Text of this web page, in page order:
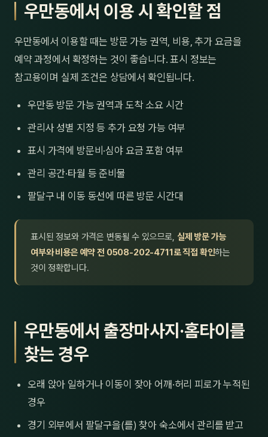
우만동에서 이용 시 확인할 점
우만동에서 이용할 때는 방문 가능 권역, 비용, 추가 요금을
예약 과정에서 확정하는 것이 좋습니다. 표시 정보는
참고용이며 실제 조건은 상담에서 확인됩니다.
우만동 방문 가능 권역과 도착 소요 시간
관리사 성별 지정 등 추가 요청 가능 여부
표시 가격에 방문비·심야 요금 포함 여부
관리 공간·타월 등 준비물
팔달구 내 이동 동선에 따른 방문 시간대
표시된 정보와 가격은 변동될 수 있으므로, 실제 방문 가능
여부와 비용은 예약 전 0508-202-4711로 직접 확인하는
것이 정확합니다.
우만동에서 출장마사지·홈타이를
찾는 경우
오래 앉아 일하거나 이동이 잦아 어깨·허리 피로가 누적된
경우
경기 외부에서 팔달구을(를) 찾아 숙소에서 관리를 받고